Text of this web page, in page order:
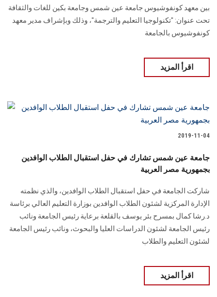
بين معهد كونفوشيوس جامعة عين شمس وجامعة بكين للغات والثقافة
تحت عنوان: "تكنولوجيا التعليم والترجمة"، وذلك وبإشراف مدير معهد
كونفوشيوس بالجامعة
اقرأ المزيد
2019-11-04
جامعة عين شمس تشارك في حفل استقبال الطلاب الوافدين
بجمهورية مصر العربية
شاركت الجامعة في حفل استقبال الطلاب الوافدين، والذي نظمته
الإدارة المركزية لشئون الطلاب الوافدين بوزارة التعليم العالي برئاسة
د.رشا كمال بمسرح بئر يوسف بالقلعة برعاية رئيس الجامعة ونائب
رئيس الجامعة لشئون الدراسات العليا والبحوث، ونائب رئيس الجامعة
لشئون التعليم والطلاب
اقرأ المزيد